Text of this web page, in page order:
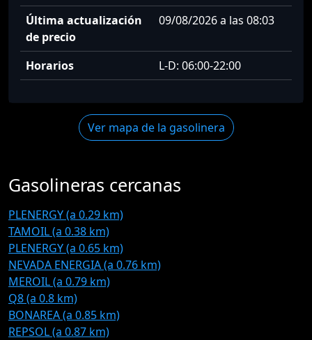
Última actualización
de precio
09/08/2026 a las 08:03
Horarios L-D: 06:00-22:00
Ver mapa de la gasolinera
Gasolineras cercanas
PLENERGY (a 0.29 km)
TAMOIL (a 0.38 km)
PLENERGY (a 0.65 km)
NEVADA ENERGIA (a 0.76 km)
MEROIL (a 0.79 km)
Q8 (a 0.8 km)
BONAREA (a 0.85 km)
REPSOL (a 0.87 km)